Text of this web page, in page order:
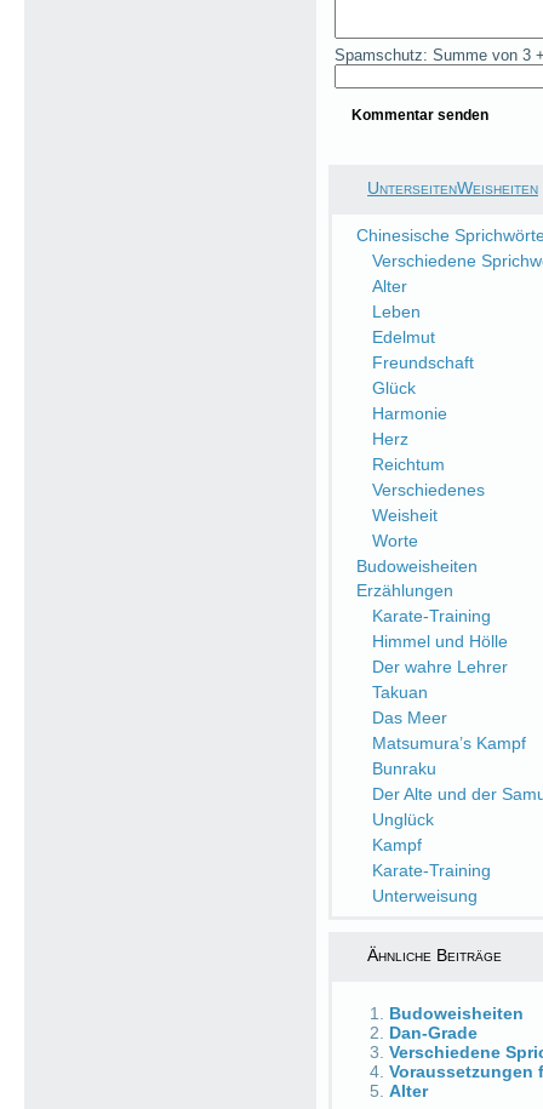
Spamschutz: Summe von 3
UnterseitenWeisheiten
Chinesische
Verschiedene
Alter
Leben
Edelmut
Freundschaft
Glück
Harmonie
Herz
Reichtum
Verschiedenes
Weisheit
Worte
Budoweisheiten
Erzählungen
Karate-Training
Himmel und Hölle
Der wahre Lehrer
Takuan
Das Meer
Matsumura’s Kampf
Bunraku
Der Alte und der
Unglück
Kampf
Karate-Training
Unterweisung
Ähnliche Beiträge
Budoweisheiten
Dan-Grade
Verschiedene
Voraussetzungen
Alter